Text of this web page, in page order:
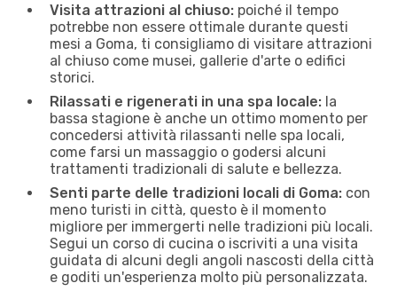
Visita attrazioni al chiuso: poiché il tempo
potrebbe non essere ottimale durante questi
mesi a Goma, ti consigliamo di visitare attrazioni
al chiuso come musei, gallerie d'arte o edifici
storici.
Rilassati e rigenerati in una spa locale: la
bassa stagione è anche un ottimo momento per
concedersi attività rilassanti nelle spa locali,
come farsi un massaggio o godersi alcuni
trattamenti tradizionali di salute e bellezza.
Senti parte delle tradizioni locali di Goma: con
meno turisti in città, questo è il momento
migliore per immergerti nelle tradizioni più locali.
Segui un corso di cucina o iscriviti a una visita
guidata di alcuni degli angoli nascosti della città
e goditi un'esperienza molto più personalizzata.